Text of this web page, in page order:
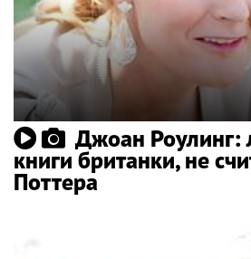
Джоан Роулинг:
книги британки, не
Поттера